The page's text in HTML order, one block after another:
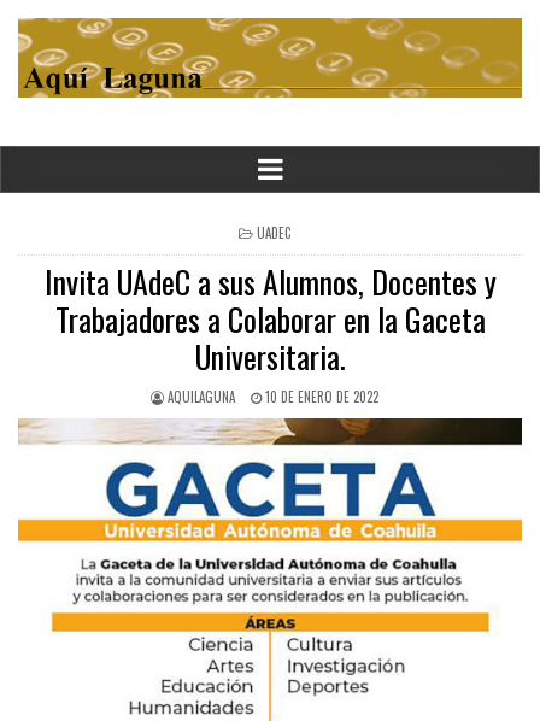
POSTED
IN
UADEC
Invita UAdeC a sus Alumnos, Docentes y
Trabajadores a Colaborar en la Gaceta
Universitaria.
AQUILAGUNA 10 DE ENERO DE 2022